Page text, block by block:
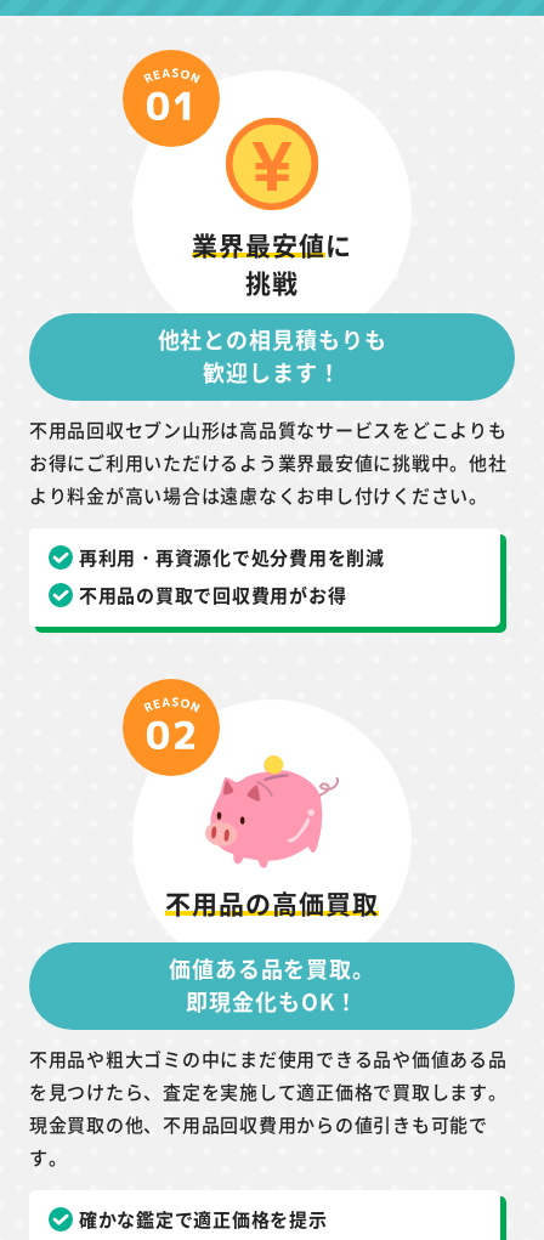
業界最安値に
挑戦
他社との相見積もりも
歓迎します！
不用品回収セブン山形は高品質なサービスをどこよりも
お得にご利用いただけるよう業界最安値に挑戦中。他社
より料金が高い場合は遠慮なくお申し付けください。
再利用・再資源化で処分費用を削減
不用品の買取で回収費用がお得
不用品の高価買取
価値ある品を買取。
即現金化もOK！
不用品や粗大ゴミの中にまだ使用できる品や価値ある品
を見つけたら、査定を実施して適正価格で買取します。
現金買取の他、不用品回収費用からの値引きも可能で
す。
確かな鑑定で適正価格を提示